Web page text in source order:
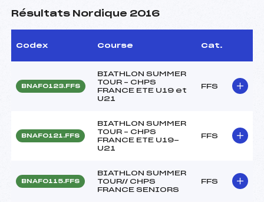
Résultats Nordique 2016
Codex Course Cat.
BNAF0123.FFS
BIATHLON SUMMER
TOUR – CHPS
FRANCE ETE U19 et
U21
FFS
BNAF0121.FFS
BIATHLON SUMMER
TOUR – CHPS
FRANCE ETE U19-
U21
FFS
BNAF0115.FFS
BIATHLON SUMMER
TOUR// CHPS
FRANCE SENIORS
FFS